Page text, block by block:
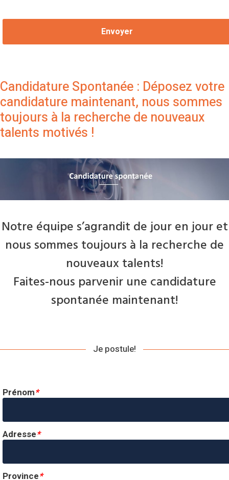
Candidature Spontanée : Déposez votre
candidature maintenant, nous sommes
toujours à la recherche de nouveaux
talents motivés !
Notre équipe s’agrandit de jour en jour et
nous sommes toujours à la recherche de
nouveaux talents!
Faites-nous parvenir une candidature
spontanée maintenant!
Je postule!
Prénom*
Adresse*
Province*